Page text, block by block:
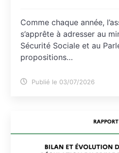
Comme chaque année,
s’apprête à adresser au
Sécurité Sociale et au
propositions…
Publié le 03/07/2026